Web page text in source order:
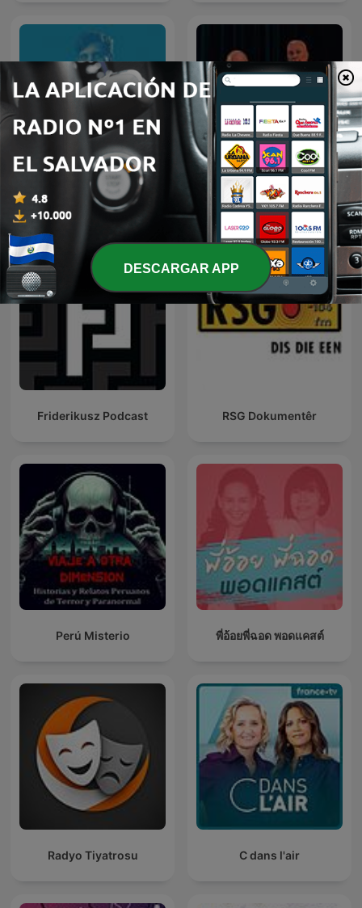
Čestmír Strakatý Espen Lee Usensurert
Friderikusz Podcast RSG Dokumentêr
Perú Misterio พี่อ้อยพี่ฉอด พอดแคสต์
Radyo Tiyatrosu C dans l'air
DESCARGAR APP